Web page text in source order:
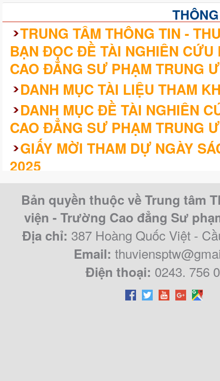
TRUNG TÂM THÔNG TIN -
BẠN ĐỌC ĐỀ TÀI NGHIÊN
CAO ĐẲNG SƯ PHẠM TRUNG
DANH MỤC TÀI LIỆU THAM
DANH MỤC ĐỀ TÀI NGHIÊN
CAO ĐẲNG SƯ PHẠM TRUNG
GIẤY MỜI THAM DỰ NGÀY
2025
CAO ĐẲNG SƯ PHẠM TRUNG
QUY KHÓA 2021 – 2024
Bản quyền thuộc về Trung tâm
viện - Trường Cao đẳng Sư
Địa chỉ: 387 Hoàng Quốc Việt -
Email:
Điện thoại: 0243. 756